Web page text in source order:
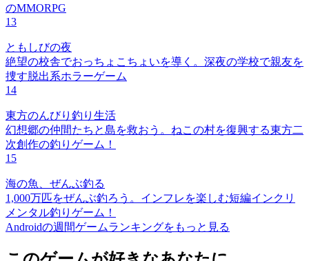
のMMORPG
13
ともしびの夜
絶望の校舎でおっちょこちょいを導く。深夜の学校で親友を
捜す脱出系ホラーゲーム
14
東方のんびり釣り生活
幻想郷の仲間たちと島を救おう。ねこの村を復興する東方二
次創作の釣りゲーム！
15
海の魚、ぜんぶ釣る
1,000万匹をぜんぶ釣ろう。インフレを楽しむ短編インクリ
メンタル釣りゲーム！
Androidの週間ゲームランキングをもっと見る